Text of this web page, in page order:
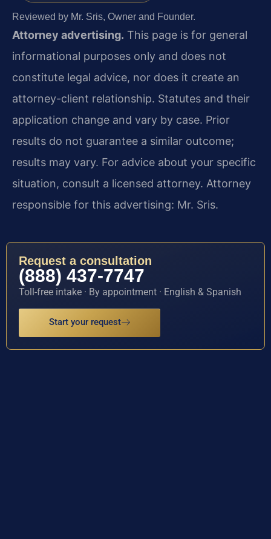
Reviewed by Mr. Sris, Owner and Founder.
Attorney advertising. This page is for general
informational purposes only and does not
constitute legal advice, nor does it create an
attorney-client relationship. Statutes and their
application change and vary by case. Prior
results do not guarantee a similar outcome;
results may vary. For advice about your specific
situation, consult a licensed attorney. Attorney
responsible for this advertising: Mr. Sris.
Request a consultation
(888) 437-7747
Toll-free intake · By appointment · English & Spanish
Start your request